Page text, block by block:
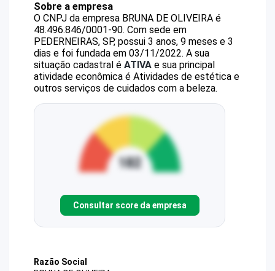
Sobre a empresa
O CNPJ da empresa BRUNA DE OLIVEIRA é
48.496.846/0001-90. Com sede em
PEDERNEIRAS, SP, possui 3 anos, 9 meses e 3
dias e foi fundada em 03/11/2022. A sua
situação cadastral é ATIVA e sua principal
atividade econômica é Atividades de estética e
outros serviços de cuidados com a beleza.
Consultar score da empresa
Razão Social